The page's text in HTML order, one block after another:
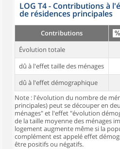
LOG T4 - Contributions à
de résidences principales
Contributions
Évolution totale
dû à l'effet taille des ménages
dû à l'effet démographique
Note : l'évolution du nombre de
principales) peut se découper en
ménages" et l'effet "évolution
de la taille moyenne des ménages
logement augmente même si la
complément est appelé effet
être positifs ou négatifs.